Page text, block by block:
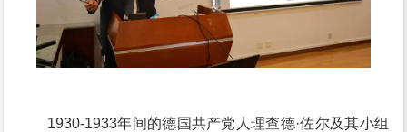
1930-1933年间的德国共产党人理查德·佐尔及其小组